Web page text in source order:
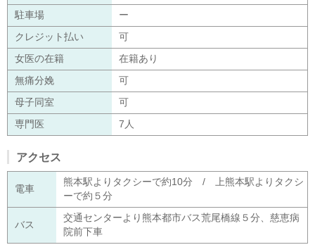
駐車場 ー
クレジット払い 可
女医の在籍 在籍あり
無痛分娩 可
母子同室 可
専門医 7人
アクセス
電車
熊本駅よりタクシーで約10分 / 上熊本駅よりタクシ
ーで約５分
バス
交通センターより熊本都市バス荒尾橋線５分、慈恵病
院前下車